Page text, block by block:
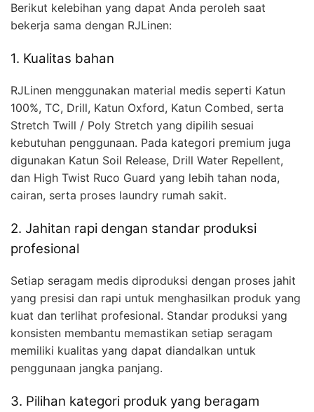
Berikut kelebihan yang dapat Anda peroleh saat
bekerja sama dengan RJLinen:
1. Kualitas bahan
RJLinen menggunakan material medis seperti Katun
100%, TC, Drill, Katun Oxford, Katun Combed, serta
Stretch Twill / Poly Stretch yang dipilih sesuai
kebutuhan penggunaan. Pada kategori premium juga
digunakan Katun Soil Release, Drill Water Repellent,
dan High Twist Ruco Guard yang lebih tahan noda,
cairan, serta proses laundry rumah sakit.
2. Jahitan rapi dengan standar produksi
profesional
Setiap seragam medis diproduksi dengan proses jahit
yang presisi dan rapi untuk menghasilkan produk yang
kuat dan terlihat profesional. Standar produksi yang
konsisten membantu memastikan setiap seragam
memiliki kualitas yang dapat diandalkan untuk
penggunaan jangka panjang.
3. Pilihan kategori produk yang beragam